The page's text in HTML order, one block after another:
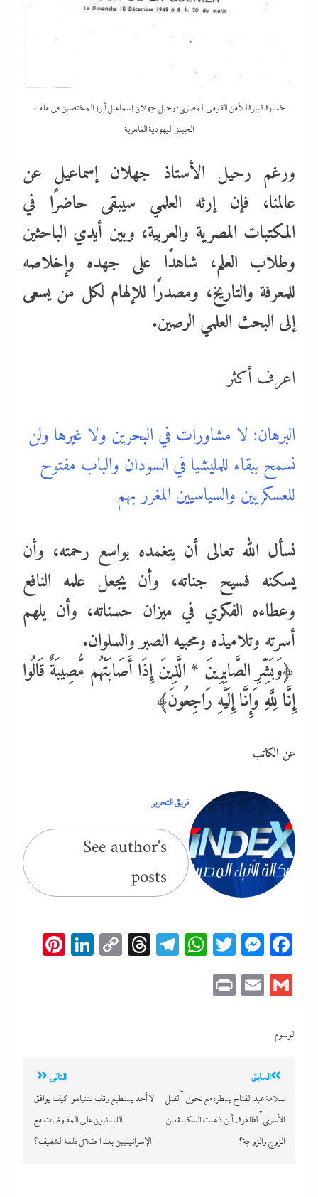
خسارة كبيرة للأمن القومى المصري: رحيل جهلان إسماعيل أبرز المختصين في ملف
الجينزا اليهودية القاهرية
ورغم رحيل الأستاذ جهلان إسماعيل عن
عالمنا، فإن إرثه العلمي سيبقى حاضرًا في
المكتبات المصرية والعربية، وبين أيدي الباحثين
وطلاب العلم، شاهدًا على جهده وإخلاصه
للمعرفة والتاريخ، ومصدرًا للإلهام لكل من يسعى
إلى البحث العلمي الرصين.
اعرف أكثر
البرهان: لا مشاورات في البحرين ولا غيرها ولن
نسمح ببقاء للمليشيا في السودان والباب مفتوح
للعسكريين والسياسيين المغرر بهم
نسأل الله تعالى أن يتغمده بواسع رحمته، وأن
يسكنه فسيح جناته، وأن يجعل علمه النافع
وعطاءه الفكري في ميزان حسناته، وأن يلهم
أسرته وتلاميذه ومحبيه الصبر والسلوان.
﴿وَبَشِّرِ الصَّابِرِينَ * الَّذِينَ إِذَا أَصَابَتْهُم مُّصِيبَةٌ قَالُوا
إِنَّا لِلَّهِ وَإِنَّا إِلَيْهِ رَاجِعُونَ﴾
عن الكاتب
فريق التحرير
See author's
posts
Facebook
Messenger
Twitter
WhatsApp
Telegram
Threads
Copy
Gmail
Email
الوسوم
تصفّح
المقالات
السابق
سلامة عبد الفتاح يسطر: مع تحول “القتل
الأسري” لظاهرة..أين ذهبت السكينة بين
الزوج والزوجة؟
التالي
لا أحد يستطيع وقف نتنياهو: كيف يوافق
اللبنانيون على المفاوضات مع
الإسرائيليين بعد احتلال قلعة الشقيف؟